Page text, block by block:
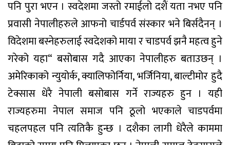
पनि पुरा भएन । स्वदेशमा जस्तो रमाईलो दशैं यता नभए पनि
प्रवासी नेपालीहरुले आफनो चार्डपर्व संस्कार भने बिर्सदैनन् ।
विदेशमा बस्नेहरुलाई स्वदेशको माया र चाडपर्व झनै महत्व हुने
गरेको यहा“ बसोबास गदै आएका नेपालीहरु बताउछन् ।
अमेरिकाको न्युयोर्क, क्यालिफोर्निया, भर्जिनिया, बाल्टीमोर हुदै
टेक्सास धेरै नेपाली बसोबास गर्ने राज्यहरु हुन । यही
राज्यहरुमा नेपाल समाज पनि ठूलो भएकाले चाडपर्वमा
चहलपहल पनि त्यतिकै हुन्छ । दशैका लागी धेरैले काममा